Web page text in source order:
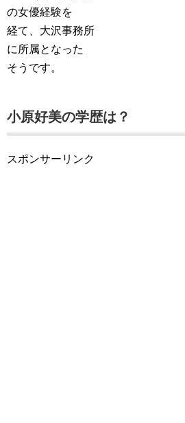
の女優経験を
経て、大沢事務所
に所属となった
そうです。
小原好美の学歴は？
スポンサーリンク